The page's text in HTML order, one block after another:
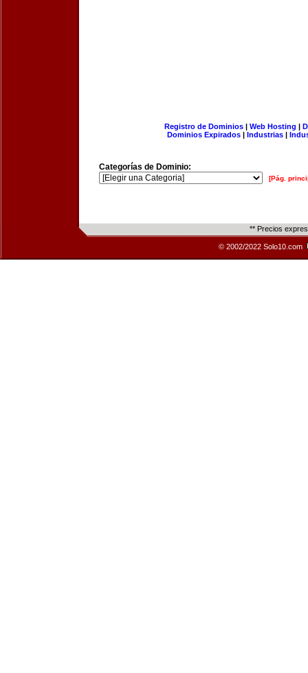
Registro de Dominios| Web Hosting |
Dominios Expirados | Industrias |
Categorías de Dominio:
[Pág.
** Precios
© 2002/2022 Solo10.com